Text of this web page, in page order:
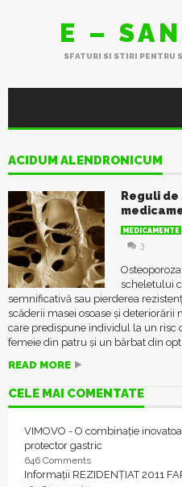
E –
SFATURI SI STIRI PENTRU
ACIDUM ALENDRONICUM
Reguli
MEDICAMENTE
3
scheletului
semnificativă sau pierderea
scăderii masei osoase și
care predispune individul la un risc
femeie din patru și un bărbat din
READ MORE
CELE MAI COMENTATE
VIMOVO - O combinație
protector gastric
646 Comments
Informații REZIDENȚIAT 2011